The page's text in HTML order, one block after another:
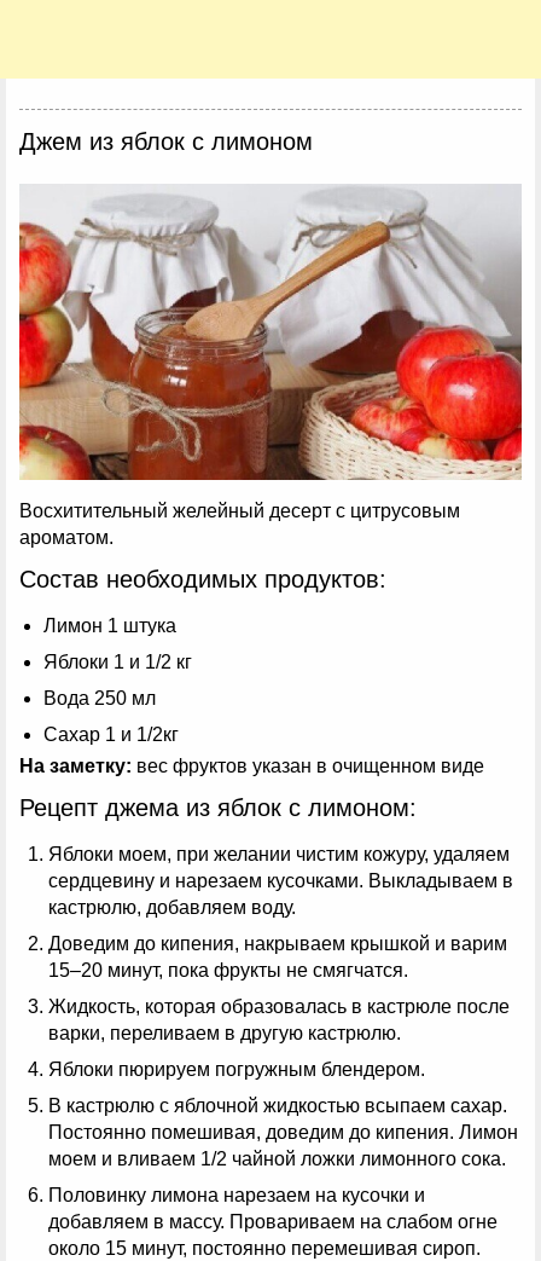
Джем из яблок с лимоном
Восхитительный желейный десерт с цитрусовым
ароматом.
Состав необходимых продуктов:
Лимон 1 штука
Яблоки 1 и 1/2 кг
Вода 250 мл
Сахар 1 и 1/2кг
На заметку: вес фруктов указан в очищенном виде
Рецепт джема из яблок с лимоном:
Яблоки моем, при желании чистим кожуру, удаляем
сердцевину и нарезаем кусочками. Выкладываем в
кастрюлю, добавляем воду.
Доведим до кипения, накрываем крышкой и варим
15–20 минут, пока фрукты не смягчатся.
Жидкость, которая образовалась в кастрюле после
варки, переливаем в другую кастрюлю.
Яблоки пюрируем погружным блендером.
В кастрюлю с яблочной жидкостью всыпаем сахар.
Постоянно помешивая, доведим до кипения. Лимон
моем и вливаем 1/2 чайной ложки лимонного сока.
Половинку лимона нарезаем на кусочки и
добавляем в массу. Провариваем на слабом огне
около 15 минут, постоянно перемешивая сироп.